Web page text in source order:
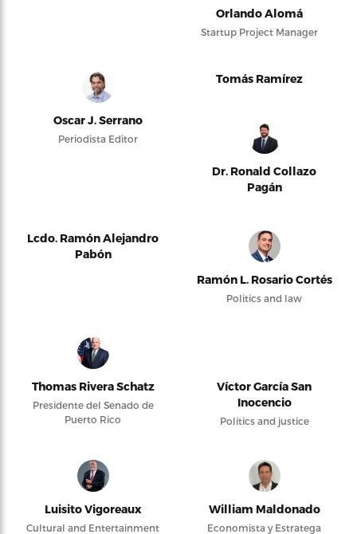
Orlando Alomá
Startup Project Manager
Oscar J. Serrano
Periodista Editor
Tomás Ramírez
Dr. Ronald Collazo
Pagán
Lcdo. Ramón Alejandro
Pabón
Ramón L. Rosario Cortés
Politics and law
Thomas Rivera Schatz
Presidente del Senado de
Puerto Rico
Víctor García San
Inocencio
Politics and justice
Luisito Vigoreaux
Cultural and Entertainment
William Maldonado
Economista y Estratega